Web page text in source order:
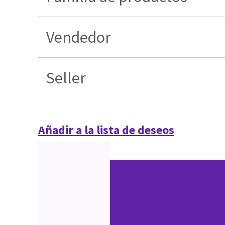
Vendedor
Seller
Añadir a la lista de deseos